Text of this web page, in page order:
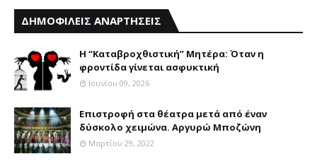
ΔΗΜΟΦΙΛΕΙΣ ΑΝΑΡΤΗΣΕΙΣ
Η “Καταβροχθιστική” Mητέρα: Όταν η
φροντίδα γίνεται ασφυκτική
Ιουνίου 09, 2026
Επιστροφή στα θέατρα μετά από έναν
δύσκολο χειμώνα. Αργυρώ Μποζώνη
Μαρτίου 29, 2022